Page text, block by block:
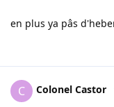
en plus ya pâs
C Colonel Castor